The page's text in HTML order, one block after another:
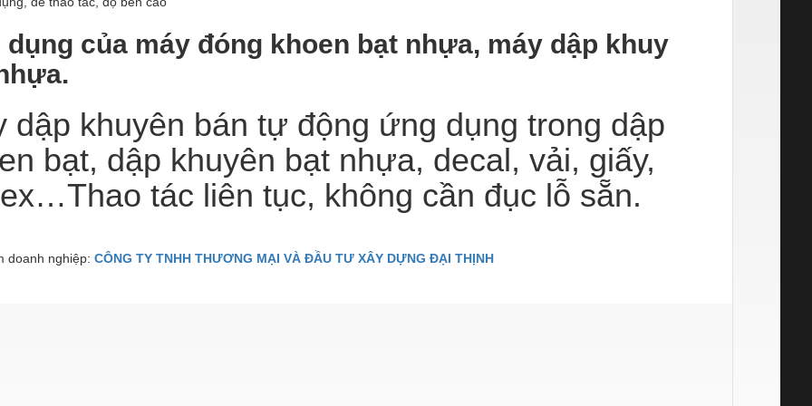
dụng của máy đóng khoen bạt nhựa, máy dập khuy
dập khuyên bán tự động ứng dụng trong dập
bạt, dập khuyên bạt nhựa, decal, vải, giấy,
tác liên tục, không cần đục lỗ sẵn.
doanh nghiệp: CÔNG TY TNHH THƯƠNG MẠI VÀ ĐẦU TƯ XÂY DỰNG ĐẠI THỊNH